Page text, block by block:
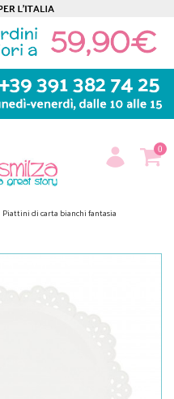
0
Piattini di carta bianchi fantasia